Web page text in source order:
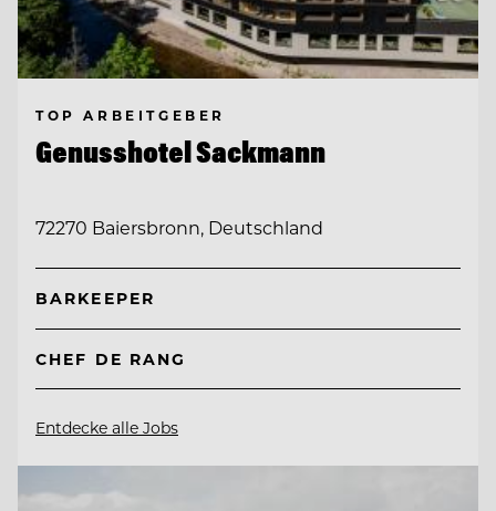
TOP ARBEITGEBER
Genusshotel Sackmann
72270 Baiersbronn, Deutschland
BARKEEPER
CHEF DE RANG
Entdecke alle Jobs